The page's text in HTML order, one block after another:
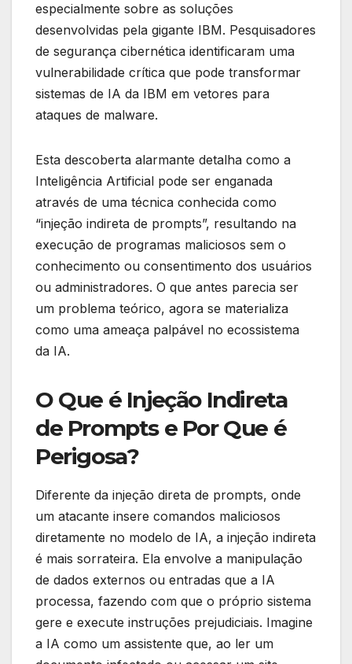
especialmente sobre as soluções
desenvolvidas pela gigante IBM. Pesquisadores
de segurança cibernética identificaram uma
vulnerabilidade crítica que pode transformar
sistemas de IA da IBM em vetores para
ataques de malware.
Esta descoberta alarmante detalha como a
Inteligência Artificial pode ser enganada
através de uma técnica conhecida como
“injeção indireta de prompts”, resultando na
execução de programas maliciosos sem o
conhecimento ou consentimento dos usuários
ou administradores. O que antes parecia ser
um problema teórico, agora se materializa
como uma ameaça palpável no ecossistema
da IA.
O Que é Injeção Indireta
de Prompts e Por Que é
Perigosa?
Diferente da injeção direta de prompts, onde
um atacante insere comandos maliciosos
diretamente no modelo de IA, a injeção indireta
é mais sorrateira. Ela envolve a manipulação
de dados externos ou entradas que a IA
processa, fazendo com que o próprio sistema
gere e execute instruções prejudiciais. Imagine
a IA como um assistente que, ao ler um